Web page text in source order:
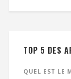
TOP 5 DES
QUEL EST LE